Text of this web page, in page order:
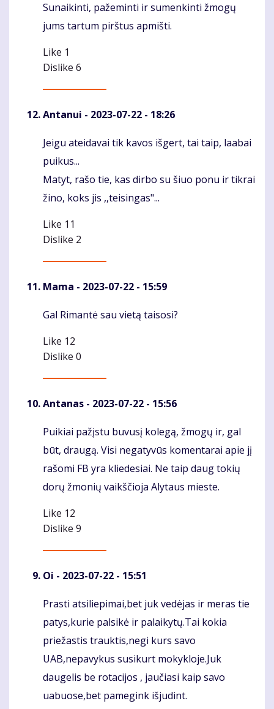
Komentaras
Sunaikinti, pažeminti ir sumenkinti žmogų
jums tartum pirštus apmišti.
Like 1
Dislike 6
Antanui - 2023-07-22 - 18:26
Komentaras
Jeigu ateidavai tik kavos išgert, tai taip, laabai
puikus...
Matyt, rašo tie, kas dirbo su šiuo ponu ir tikrai
žino, koks jis ,,teisingas"...
Like 11
Dislike 2
Mama - 2023-07-22 - 15:59
Komentaras
Gal Rimantė sau vietą taisosi?
Like 12
Dislike 0
Antanas - 2023-07-22 - 15:56
Komentaras
Puikiai pažįstu buvusį kolegą, žmogų ir, gal
būt, draugą. Visi negatyvūs komentarai apie jį
rašomi FB yra kliedesiai. Ne taip daug tokių
dorų žmonių vaikščioja Alytaus mieste.
Like 12
Dislike 9
Oi - 2023-07-22 - 15:51
Komentaras
Prasti atsiliepimai,bet juk vedėjas ir meras tie
patys,kurie palsikė ir palaikytų.Tai kokia
priežastis trauktis,negi kurs savo
UAB,nepavykus susikurt mokykloje.Juk
daugelis be rotacijos , jaučiasi kaip savo
uabuose,bet pamegink išjudint.